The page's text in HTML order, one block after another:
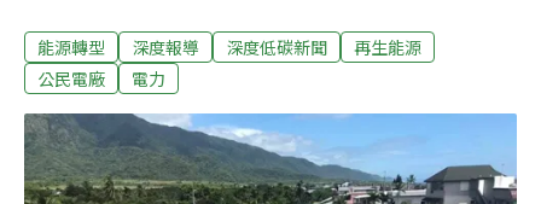
能源選項，更重要的是，將遙不可及的「發電」帶入大眾
生活，並展現公民行動的可能性。小市民集資發電公民電
婦聯盟副執行長吳心萍說：「簡單來說，公民電廠
（Community Renewable Energy Projects）就是一群人
共同參與發電計畫。」這裡的一群人，可以是小企業、社
能源轉型 深度報導 深度低碳新聞
再生能源
公民電廠
電力